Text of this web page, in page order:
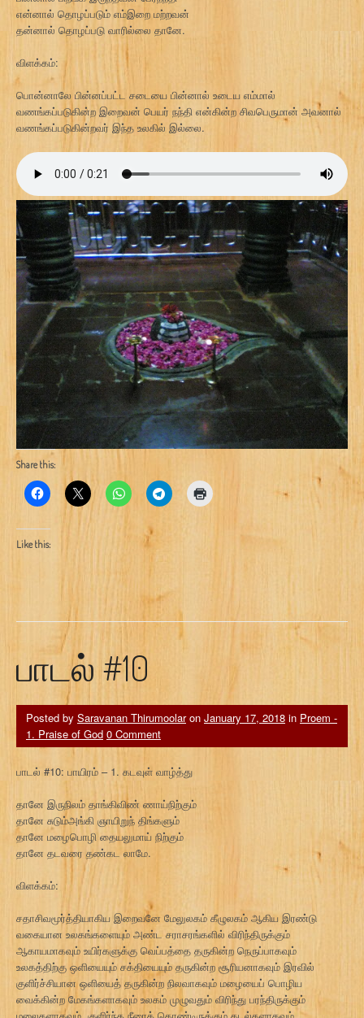
என்னால் தொழப்படும் எம்இறை மற்றவன்
தன்னால் தொழப்படு வாரில்லை தானே.
விளக்கம்:
பொன்னாலே பின்னப்பட்ட சடையை பின்னால் உடைய எம்மால்
வணங்கப்படுகின்ற இறைவன் பெயர் நந்தி என்கின்ற சிவபெருமான் அவனால்
வணங்கப்படுகின்றவர் இந்த உலகில் இல்லை.
Share this:
Like this:
பாடல் #10
Posted by Saravanan Thirumoolaron January 17, 2018 in Proem -
1. Praise of God 0 Comment
பாடல் #10: பாயிரம் – 1. கடவுள் வாழ்த்து
தானே இருநிலம் தாங்கிவிண் ணாய்நிற்கும்
தானே சுடும்அங்கி ஞாயிறுந் திங்களும்
தானே மழைபொழி தையலுமாய் நிற்கும்
தானே தடவரை தண்கட லாமே.
விளக்கம்:
சதாசிவமூர்த்தியாகிய இறைவனே மேலுலகம் கீழுலகம் ஆகிய இரண்டு
வகையான உலகங்களையும் அண்ட சராசரங்களில் விரிந்திருக்கும்
ஆகாயமாகவும் உயிர்களுக்கு வெப்பத்தை தருகின்ற நெருப்பாகவும்
உலகத்திற்கு ஒளியையும் சக்தியையும் தருகின்ற சூரியனாகவும் இரவில்
குளிர்ச்சியான ஒளியைத் தருகின்ற நிலவாகவும் மழையைப் பொழிய
வைக்கின்ற மேகங்களாகவும் உலகம் முழுவதும் விரிந்து பரந்திருக்கும்